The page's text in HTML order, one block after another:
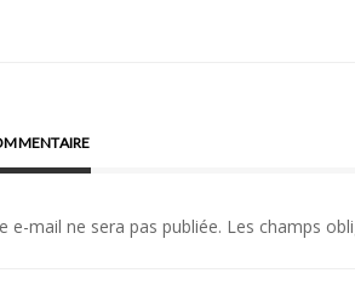
e-mail ne sera pas publiée. Les champs